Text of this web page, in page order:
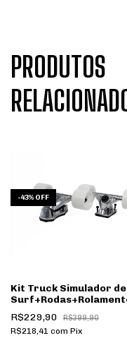
PRODUTOS
-43% OFF
Kit Truck Simulador de
e Parafusos de Base
R$229,90 R$399,90
R$218,41 com Pix